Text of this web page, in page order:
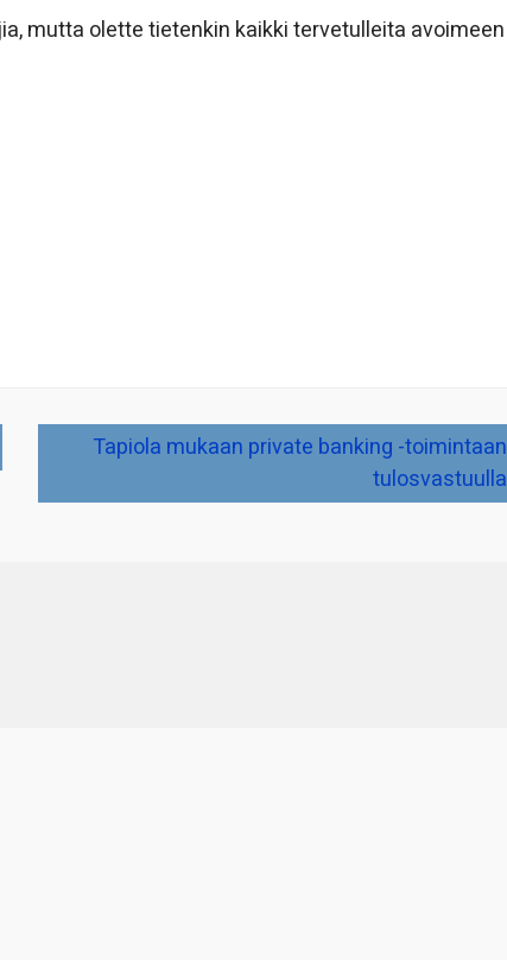
mutta olette tietenkin kaikki tervetulleita avoimeen
Tapiola mukaan private banking -toimintaan
tulosvastuulla